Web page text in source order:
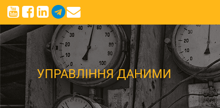
УПРАВЛІННЯ ДАНИМИ